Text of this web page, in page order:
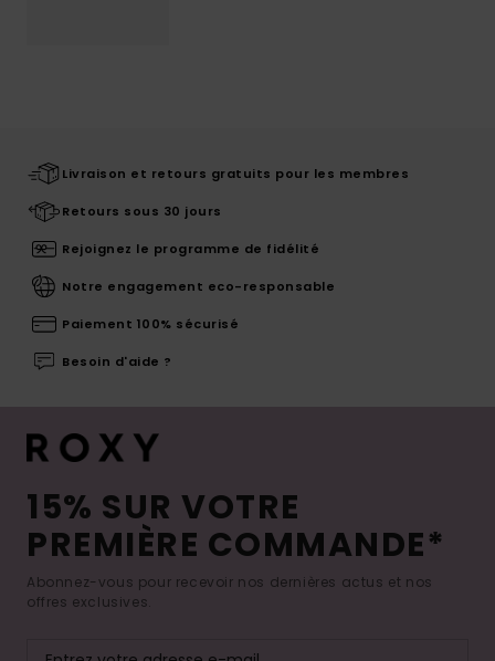
Livraison et retours gratuits pour les membres
Retours sous 30 jours
Rejoignez le programme de fidélité
Notre engagement eco-responsable
Paiement 100% sécurisé
Besoin d'aide ?
15% SUR VOTRE
PREMIÈRE COMMANDE*
Abonnez-vous pour recevoir nos dernières actus et nos
offres exclusives.